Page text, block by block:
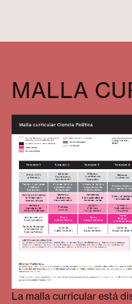
MALLA
La malla curricular está